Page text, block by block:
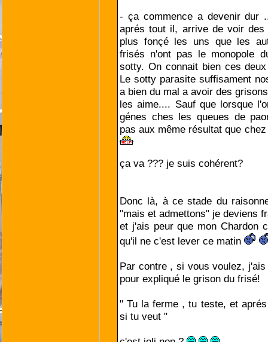
- ça commence a devenir dur
aprés tout il, arrive de voir
plus fonçé les uns que les
frisés n'ont pas le monopole
sotty. On connait bien ces
Le sotty parasite suffisament
a bien du mal a avoir des
les aime.... Sauf que lorsque
génes ches les queues de
pas aux même résultat que
ça va ??? je suis cohérent?
Donc là, à ce stade du
"mais et admettons" je deviens
et j'ais peur que mon Chardon
qu'il ne c'est lever ce matin
Par contre , si vous voulez,
pour expliqué le grison du frisé!
" Tu la ferme , tu teste, et
si tu veut "